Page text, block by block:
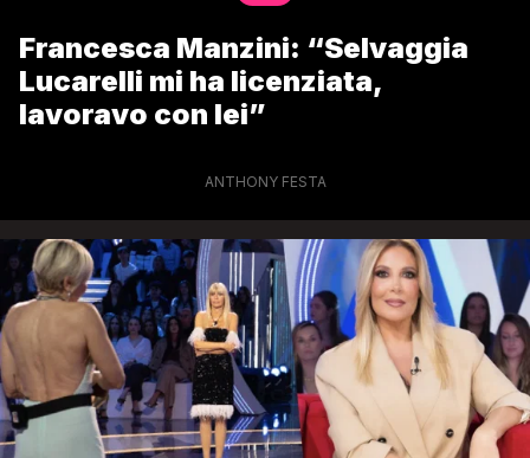
Francesca Manzini: “Selvaggia
Lucarelli mi ha licenziata,
lavoravo con lei”
ANTHONY FESTA